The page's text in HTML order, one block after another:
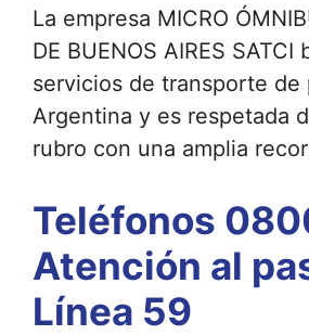
La empresa MICRO
DE BUENOS AIRES SATCI
servicios de transporte de
Argentina y es respetada
rubro con una amplia
Teléfonos
Atención al
Línea 59